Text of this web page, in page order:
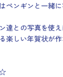
ペンギンと一緒
達との写真を使え
楽しい年賀状が
☆